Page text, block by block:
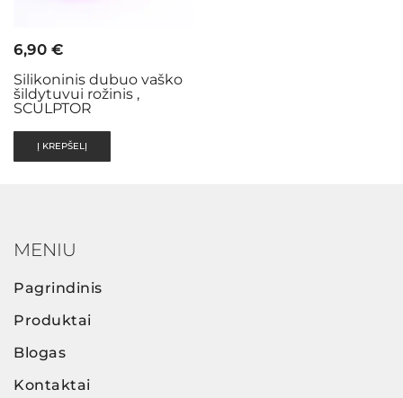
6,90 €
Silikoninis dubuo vaško
šildytuvui rožinis ,
SCULPTOR
Į KREPŠELĮ
MENIU
Pagrindinis
Produktai
Blogas
Kontaktai